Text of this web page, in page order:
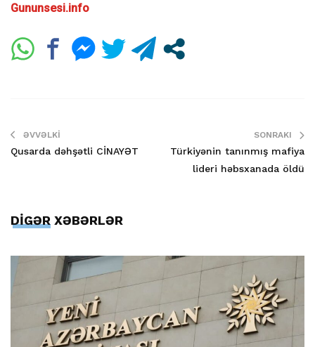
Gununsesi.info
ƏVVƏLKI
Qusarda dəhşətli CİNAYƏT
SONRAKI
Türkiyənin tanınmış mafiya
lideri həbsxanada öldü
DİGƏR XƏBƏRLƏR